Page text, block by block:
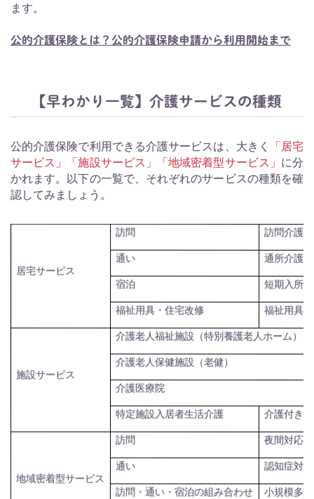
ます。
公的介護保険とは？公的介護保険申請から利用開始まで
【早わかり一覧】介護サービスの種類
公的介護保険で利用できる介護サービスは、大きく
「居宅
サービス」「施設サービス」「地域密着型サービス」 に分
かれます。以下の一覧で、それぞれのサービスの種類を確
認してみましょう。
居宅サービス
訪問 訪問介護
通い 通所介護
宿泊 短期入所
福祉用具・住宅改修 福祉用具
施設サービス
介護老人福祉施設（特別養護老人ホーム）
介護老人保健施設（老健）
介護医療院
特定施設入居者生活介護 介護付き
地域密着型サービス
訪問 夜間対応
通い 認知症対
訪問・通い・宿泊の組み合わせ 小規模多